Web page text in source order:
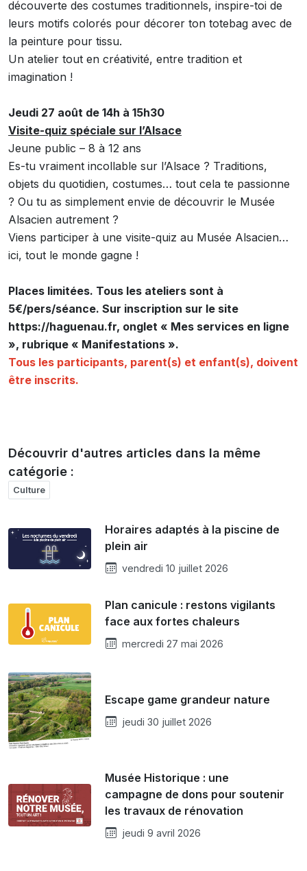
découverte des costumes traditionnels, inspire-toi de
leurs motifs colorés pour décorer ton totebag avec de
la peinture pour tissu.
Un atelier tout en créativité, entre tradition et
imagination !
Jeudi 27 août de 14h à 15h30
Visite-quiz spéciale sur l’Alsace
Jeune public – 8 à 12 ans
Es-tu vraiment incollable sur l’Alsace ? Traditions,
objets du quotidien, costumes… tout cela te passionne
? Ou tu as simplement envie de découvrir le Musée
Alsacien autrement ?
Viens participer à une visite-quiz au Musée Alsacien…
ici, tout le monde gagne !
Places limitées. Tous les ateliers sont à
5€/pers/séance. Sur inscription sur le site
https://haguenau.fr, onglet « Mes services en ligne
», rubrique « Manifestations ».
Tous les participants, parent(s) et enfant(s), doivent
être inscrits.
Découvrir d'autres articles dans la même
catégorie :
Culture
Horaires adaptés à la piscine de
plein air
vendredi 10 juillet 2026
Plan canicule : restons vigilants
face aux fortes chaleurs
mercredi 27 mai 2026
Escape game grandeur nature
jeudi 30 juillet 2026
Musée Historique : une
campagne de dons pour soutenir
les travaux de rénovation
jeudi 9 avril 2026